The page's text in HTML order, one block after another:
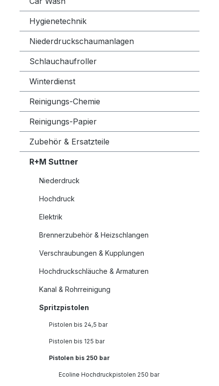
Hygienetechnik
Niederdruckschaumanlagen
Schlauchaufroller
Winterdienst
Reinigungs-Chemie
Reinigungs-Papier
Zubehör & Ersatzteile
R+M Suttner
Niederdruck
Hochdruck
Elektrik
Brennerzubehör & Heizschlangen
Verschraubungen & Kupplungen
Hochdruckschläuche & Armaturen
Kanal & Rohrreinigung
Spritzpistolen
Pistolen bis 24,5 bar
Pistolen bis 125 bar
Pistolen bis 250 bar
Ecoline Hochdruckpistolen 250 bar